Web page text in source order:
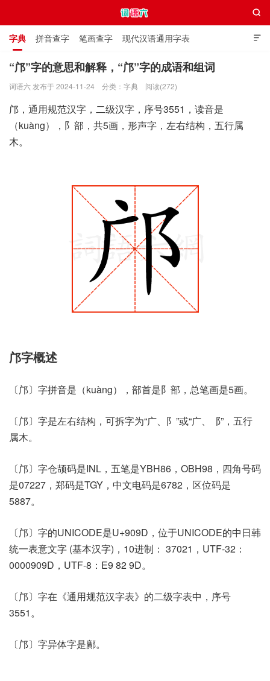

字典 拼音查字 笔画查字 现代汉语通用字表
通用规范汉字表 叠字大全 独体字大全 极简英语词典

“邝”字的意思和解释，“邝”字的成语和组词
词语六 发布于 2024-11-24 分类： 字典 阅读(272)
邝，通用规范汉字，二级汉字，序号3551，读音是
（kuàng），阝部，共5画，形声字，左右结构，五行属
木。
邝字概述
〔邝〕字拼音是（kuàng），部首是阝部，总笔画是5画。
〔邝〕字是左右结构，可拆字为“广、阝”或“广、⻏”，五行
属木。
〔邝〕字仓颉码是INL，五笔是YBH86，OBH98，四角号码
是07227，郑码是TGY，中文电码是6782，区位码是
5887。
〔邝〕字的UNICODE是U+909D，位于UNICODE的中日韩
统一表意文字 (基本汉字)，10进制： 37021，UTF-32：
0000909D，UTF-8：E9 82 9D。
〔邝〕字在《通用规范汉字表》的二级字表中，序号
3551。
〔邝〕字异体字是鄺。